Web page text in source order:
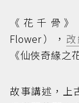
《花千骨
Flower），
《仙俠奇緣之
故事講述，上